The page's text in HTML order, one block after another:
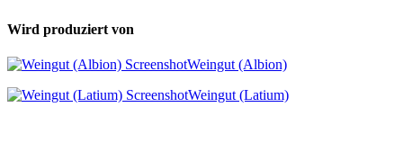
Wird produziert von
Weingut (Albion)
Weingut (Latium)